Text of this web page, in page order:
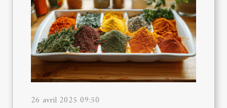
26 avril 2025 09:50